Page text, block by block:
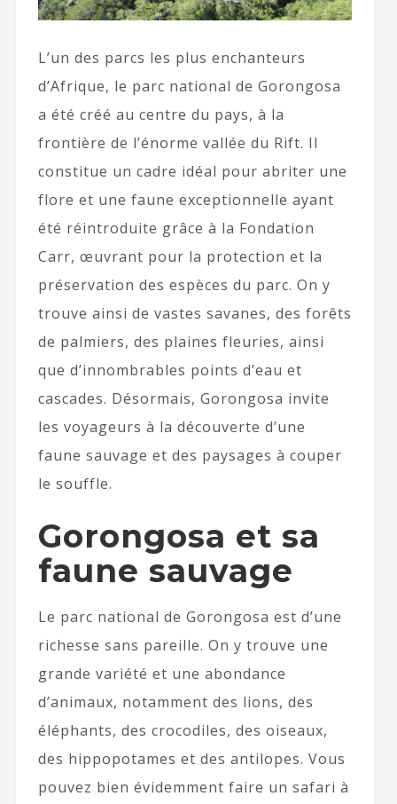
L’un des parcs les plus enchanteurs
d’Afrique, le parc national de Gorongosa
a été créé au centre du pays, à la
frontière de l’énorme vallée du Rift. Il
constitue un cadre idéal pour abriter une
flore et une faune exceptionnelle ayant
été réintroduite grâce à la Fondation
Carr, œuvrant pour la protection et la
préservation des espèces du parc. On y
trouve ainsi de vastes savanes, des forêts
de palmiers, des plaines fleuries, ainsi
que d’innombrables points d’eau et
cascades. Désormais, Gorongosa invite
les voyageurs à la découverte d’une
faune sauvage et des paysages à couper
le souffle.
Gorongosa et sa
faune sauvage
Le parc national de Gorongosa est d’une
richesse sans pareille. On y trouve une
grande variété et une abondance
d’animaux, notamment des lions, des
éléphants, des crocodiles, des oiseaux,
des hippopotames et des antilopes. Vous
pouvez bien évidemment faire un safari à